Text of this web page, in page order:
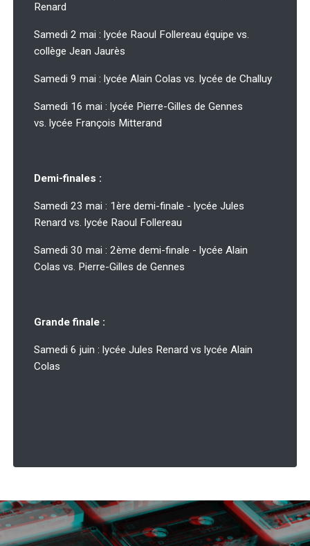
Renard
Samedi 2 mai : lycée Raoul Follereau équipe vs.
collège Jean Jaurès
Samedi 9 mai : lycée Alain Colas vs. lycée de Challuy
Samedi 16 mai : lycée Pierre-Gilles de Gennes
vs. lycée François Mitterand
Demi-finales :
Samedi 23 mai : 1ère demi-finale - lycée Jules
Renard vs. lycée Raoul Follereau
Samedi 30 mai : 2ème demi-finale - lycée Alain
Colas vs. Pierre-Gilles de Gennes
Grande finale :
Samedi 6 juin : lycée Jules Renard vs lycée Alain
Colas